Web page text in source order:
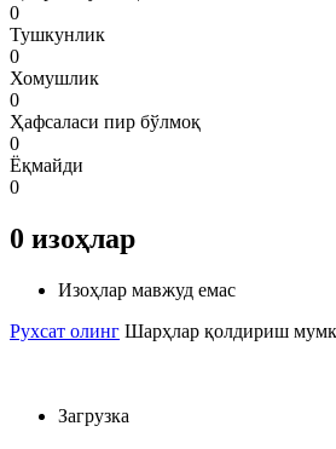
0
Тушкунлик
0
Хомушлик
0
Ҳафсаласи пир бўлмоқ
0
Ёқмайди
0
0 изоҳлар
Изоҳлар мавжуд емас
Рухсат олинг Шарҳлар қолдириш
Загрузка